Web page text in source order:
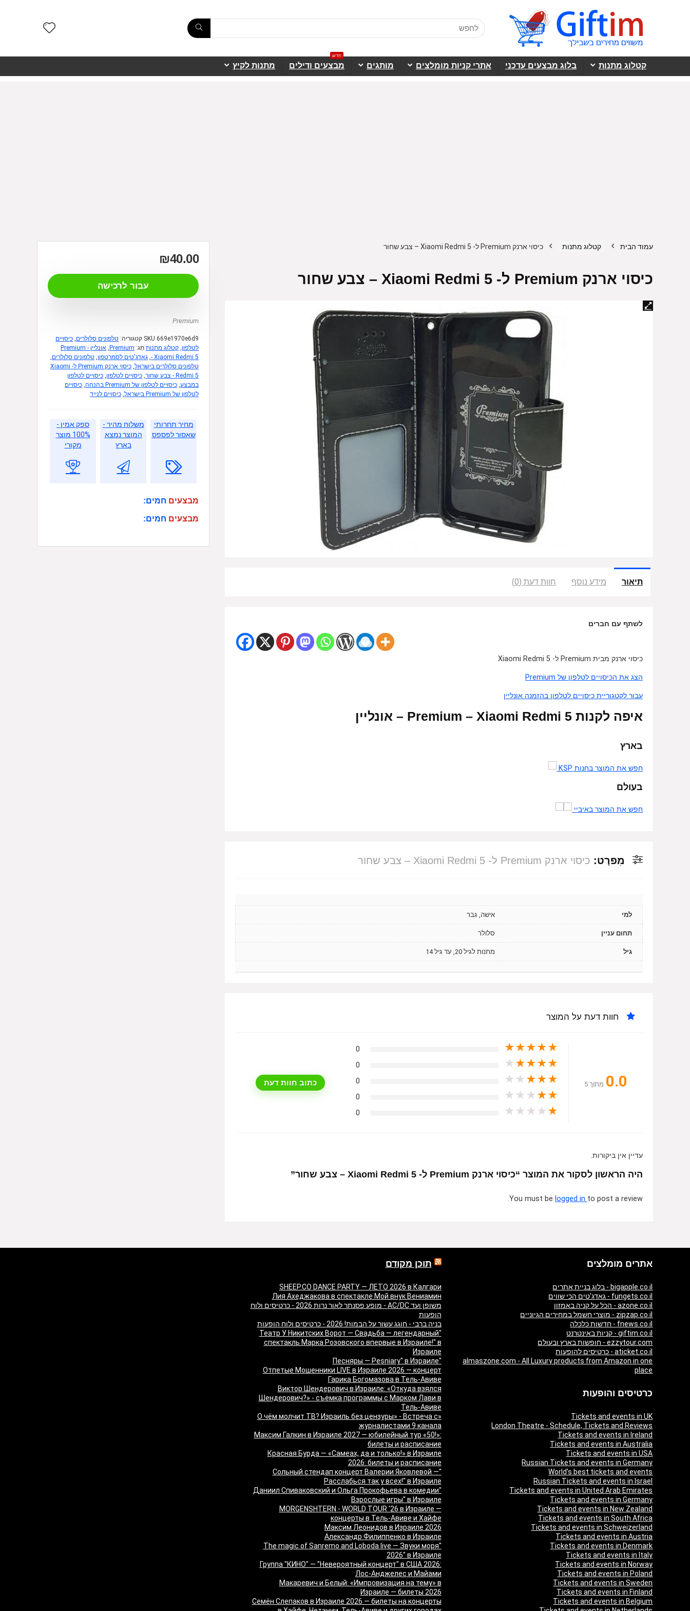
קטלוג מתנות בלוג מבצעים עדכני אתרי קניות מומלצים מותגים מבצעים ודילים
חדש
מתנות לקיץ
עמוד הבית קטלוג מתנות כיסוי ארנק Premium ל- Xiaomi Redmi 5 – צבע שחור
כיסוי ארנק Premium ל- Xiaomi Redmi 5 – צבע שחור
תיאור מידע נוסף חוות דעת (0)
לשתף עם חברים
כיסוי ארנק מבית Premium ל- Xiaomi Redmi 5
הצג את הכיסויים לטלפון של Premium
עבור לקטגוריית כיסויים לטלפון בהזמנה אונליין
איפה לקנות Premium – Xiaomi Redmi 5 – אונליין
בארץ
חפש את המוצר בחנות KSP
בעולם
חפש את המוצר באיביי
מִפרָט: כיסוי ארנק Premium ל- Xiaomi Redmi 5 – צבע שחור
למי אישה, גבר
תחום עניין סלולר
גיל מתנות לגיל 20, עד גיל 14
חוות דעת על המוצר
0.0 מִתוֹך 5
★
★
★
★
★
0
★
★
★
★
★
0
★
★
★
★
★
0
★
★
★
★
★
0
★
★
★
★
★
0
כתוב חוות דעת
עדיין אין ביקורות.
היה הראשון לסקור את המוצר “כיסוי ארנק Premium ל- Xiaomi Redmi 5 – צבע שחור”
You must be logged in to post a review.
₪40.00
עבור לרכישה
Premium
SKU 669e1970e6d9 קטגוריה: טלפונים סלולרים, כיסויים
לטלפון, קטלוג מתנות תָג: Premium
,
אונליין Premium -
Xiaomi Redmi 5 -
, גאדג'טים לסמרטפון, טלפונים סלולרים,
טלפונים סלולרים בישראל,
כיסוי ארנק Premium ל- Xiaomi
Redmi 5 - צבע שחור
, כיסויים לטלפון, כיסויים לטלפון
במבצע, כיסויים לטלפון של Premium בהנחה , כיסויים
לטלפון של Premium בישראל
, כיסויים לנייד
מחיר תחרותי
שאסור לפספס
משלוח מהיר -
המוצר נמצא
בארץ
ספק אמין -
100% מוצר
מקורי
מבצעים חמים:
מבצעים חמים:
אתרים מומלצים
bigapple.co.il - בלוג בניית אתרים
fungets.co.il - גאדג'טים הכי שווים
azone.co.il - הכל על קניה באמזון
zipzap.co.il - מוצרי חשמל במחירים הגיוניים
fnews.co.il - חדשות כלכלה
giftim.co.il - קניות באינטרנט
ezzytour.com - חופשות בארץ ובעולם
aticket.co.il - כרטיסים להופעות
almaszone.com - All Luxury products from Amazon in one
place
כרטיסים והופעות
Tickets and events in UK
London Theatre - Schedule, Tickets and Reviews
Tickets and events in Ireland
Tickets and events in Australia
Tickets and events in USA
Russian Tickets and events in Germany
World’s best tickets and events
Russian Tickets and events in Israel
Tickets and events in United Arab Emirates
Tickets and events in Germany
Tickets and events in New Zealand
Tickets and events in South Africa
Tickets and events in Schweizerland
Tickets and events in Austria
Tickets and events in Denmark
Tickets and events in Italy
Tickets and events in Norway
Tickets and events in Poland
Tickets and events in Sweden
Tickets and events in Finland
Tickets and events in Belgium
תוכן מקודם
SHEEP.CO DANCE PARTY — ЛЕТО 2026 в Калгари
Лия Ахеджакова в спектакле Мой внук Вениамин
משופן ועד AC/DC - מופע פסנתר לאור נרות 2026 - כרטיסים ולוח
הופעות
בניה ברבי - חוגג עשור על הבמות! 2026 - כרטיסים ולוח הופעות
"Театр У Никитских Ворот — Свадьба — легендарный
спектакль Марка Розовского впервые в Израиле!" в
Израиле
"Песняры — Pesniary" в Израиле
Отпетые Мошенники LIVE в Израиле 2026 — концерт
Гарика Богомазова в Тель-Авиве
Виктор Шендерович в Израиле: «Откуда взялся
Шендерович?» - съёмка программы с Марком Лави в
Тель-Авиве
«О чём молчит ТВ? Израиль без цензуры» - Встреча с
журналистами 9 канала
Максим Галкин в Израиле 2027 — юбилейный тур «50!»:
билеты и расписание
Красная Бурда — «Самеах, да и только!» в Израиле
2026: билеты и расписание
"Сольный стендап концерт Валерии Яковлевой —
Расслабься так у всех!" в Израиле
"Даниил Спиваковский и Ольга Прокофьева в комедии
Взрослые игры" в Израиле
MORGENSHTERN - WORLD TOUR '26 в Израиле —
концерты в Тель-Авиве и Хайфе
Максим Леонидов в Израиле 2026
Александр Филиппенко в Израиле
"The magic of Sanremo and Loboda live — Звуки моря
2026" в Израиле
Группа "КИНО" — "Невероятный концерт" в США 2026:
Лос-Анджелес и Майами
Макаревич и Белый: «Импровизация на тему» в
Израиле — билеты 2026
Семён Слепаков в Израиле 2026 — билеты на концерты